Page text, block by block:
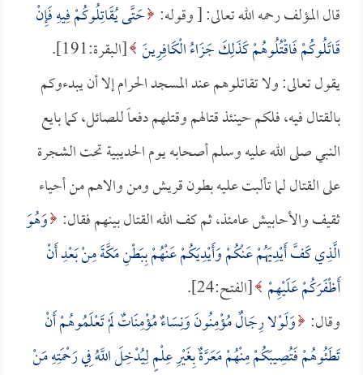
قال المؤلف رحمه الله تعالى: [ وقوله: حَتَّى يُقَاتِلُوكُمْ فِيهِ فَإِنْ
قَاتَلُوكُمْ فَاقْتُلُوهُمْ كَذَلِكَ جَزَاءُ الْكَافِرِينَ [البقرة:191].
يقول تعالى: ولا تقاتلوهم عند المسجد الحرام إلا أن يبدءوكم
بالقتال فيه، فلكم حينئذ قتالهم وقتلهم دفعاً للصائل، كما بايع
النبي صلى الله عليه وسلم أصحابه يوم الحديبية تحت الشجرة
على القتال لما تألبت عليه بطون قريش ومن والاهم من أحياء
ثقيف والأحابيش عامئذ، ثم كف الله القتال بينهم فقال: وَهُوَ
الَّذِي كَفَّ أَيْدِيَهُمْ عَنْكُمْ وَأَيْدِيَكُمْ عَنْهُمْ بِبَطْنِ مَكَّةَ مِنْ بَعْدِ أَنْ
أَظْفَرَكُمْ عَلَيْهِمْ [الفتح:24].
وقال: وَلَوْلا رِجَالٌ مُؤْمِنُونَ وَنِسَاءٌ مُؤْمِنَاتٌ لَمْ تَعْلَمُوهُمْ أَنْ
تَطَئُوهُمْ فَتُصِيبَكُمْ مِنْهُمْ مَعَرَّةٌ بِغَيْرِ عِلْمٍ لِيُدْخِلَ اللَّهُ فِي رَحْمَتِهِ مَنْ